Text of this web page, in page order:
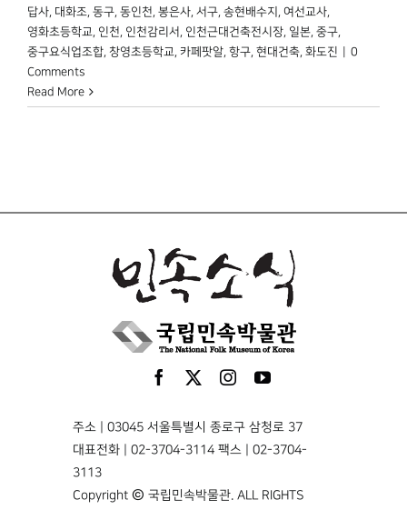
답사, 대화조, 동구, 동인천, 봉은사, 서구, 송현배수지 , 여선교사,
영화초등학교, 인천, 인천감리서 , 인천근대건축전시장, 일본, 중구,
중구요식업조합, 창영초등학교, 카페팟알, 항구, 현대건축, 화도진
0
Comments
Read More
주소 | 03045 서울특별시 종로구 삼청로 37
대표전화 | 02-3704-3114 팩스 | 02-3704-
3113
Copyright © 국립민속박물관. ALL RIGHTS